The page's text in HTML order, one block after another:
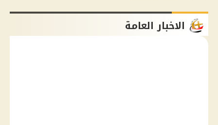
الاخبار العامة